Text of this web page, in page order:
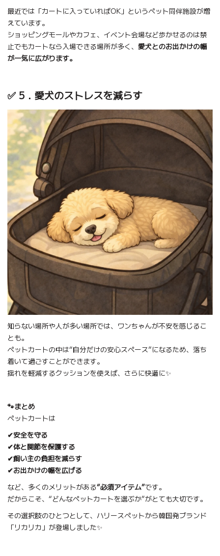
最近では「カートに入っていればOK」というペット同伴施設が増
えています。
ショッピングモールやカフェ、イベント会場など歩かせるのは禁
止でもカートなら入場できる場所が多く、 愛犬とのお出かけの幅
が一気に広がります。
✅ 5．愛犬のストレスを減らす
知らない場所や人が多い場所では、ワンちゃんが不安を感じるこ
とも。
ペットカートの中は“自分だけの安心スペース”になるため、落ち
着いて過ごすことができます。
揺れを軽減するクッションを使えば、さらに快適に✨
🐾まとめ
ペットカートは
✔安全を守る
✔体と関節を保護する
✔飼い主の負担を減らす
✔お出かけの幅を広げる
など、多くのメリットがある“必須アイテム”です。
だからこそ、“どんなペットカートを選ぶか”がとても大切です。
その選択肢のひとつとして、ハリースペットから韓国発ブランド
「リカリカ」が登場しました✨